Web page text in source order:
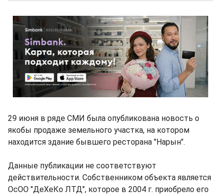
29 июня в ряде СМИ была опубликована новость о
якобы продаже земельного участка, на котором
находится здание бывшего ресторана "Нарын".
Данные публикации не соответствуют
действительности. Собственником объекта является
ОсОО "ДеХеКо ЛТД", которое в 2004 г. приобрело его